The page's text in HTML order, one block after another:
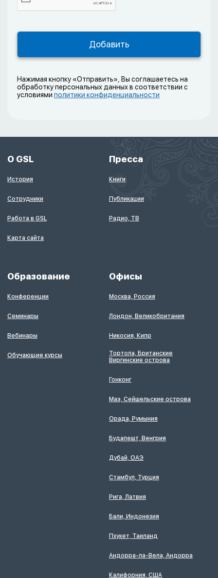
Нажимая кнопку «Отправить», Вы соглашаетесь на
обработку персональных данных в соответствии с
условиями политики конфиденциальности
О GSL
История
Сотрудники
Работа в GSL
Карта сайта
Пресса
Книги
Публикации
Радио, ТВ
Образование
Конференции
Семинары
Вебинары
Обучающие курсы
Офисы
Москва, Россия
Лондон, Великобритания
Никосия, Кипр
Тортола, Британские
Виргинские острова
Гонконг
Маэ, Сейшельские острова
Орада, Румыния
Будапешт, Венгрия
Дубай, ОАЭ
Стамбул, Турция
Рига, Латвия
Бали, Индонезия
Пхукет, Таиланд
Андорра-ла-Вела, Андорра
Калифорния, США